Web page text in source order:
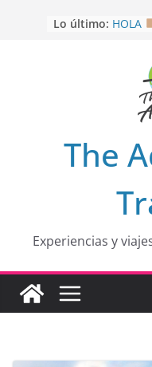
Lo último: HOLA
EL
opción
OTRA
The
Experiencias y